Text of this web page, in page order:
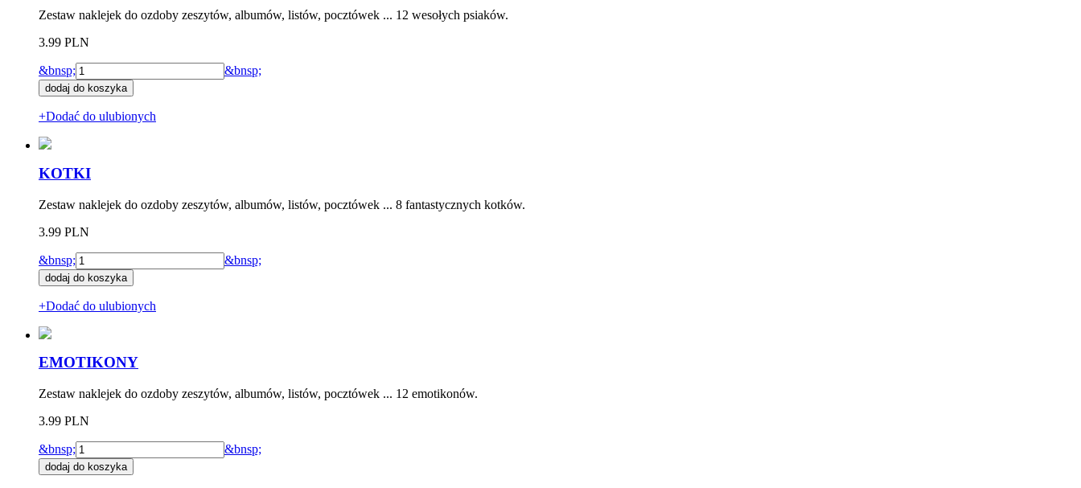
Zestaw naklejek do ozdoby zeszytów, albumów, listów, pocztówek ... 12 wesołych psiaków.
3.99 PLN
&bnsp; &bnsp;
+Dodać do ulubionych
KOTKI
Zestaw naklejek do ozdoby zeszytów, albumów, listów, pocztówek ... 8 fantastycznych kotków.
3.99 PLN
&bnsp; &bnsp;
+Dodać do ulubionych
EMOTIKONY
Zestaw naklejek do ozdoby zeszytów, albumów, listów, pocztówek ... 12 emotikonów.
3.99 PLN
&bnsp; &bnsp;